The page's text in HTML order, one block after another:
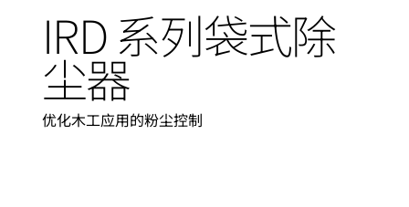
IRD 系列袋式除
尘器
优化木工应用的粉尘控制